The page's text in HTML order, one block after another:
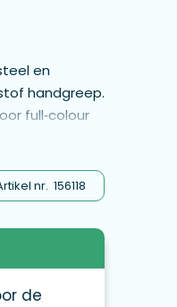
en
handgreep.
full‑colour
nr. 156118
de